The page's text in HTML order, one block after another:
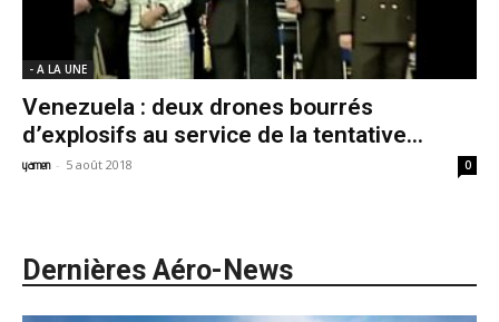
- A LA UNE
Venezuela : deux drones bourrés
d’explosifs au service de la tentative...
yamen - 5 août 2018 0
Dernières Aéro-News